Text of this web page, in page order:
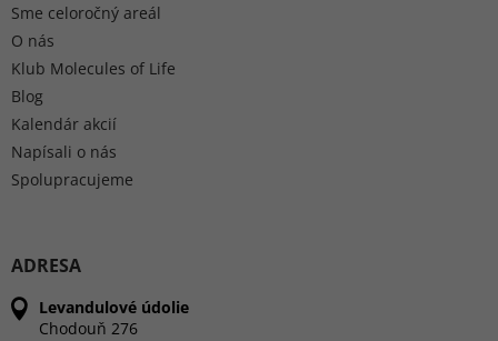
Sme celoročný areál
O nás
Klub Molecules of Life
Blog
Kalendár akcií
Napísali o nás
Spolupracujeme
ADRESA
Levandulové údolie
Chodouň 276